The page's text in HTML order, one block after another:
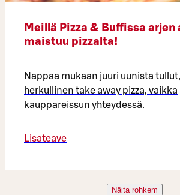
Meillä Pizza & Buffissa arjen
maistuu pizzalta!
Nappaa mukaan juuri uunista
herkullinen take away pizza, vaikka
kauppareissun yhteydessä.
Lisateave
Näita rohkem